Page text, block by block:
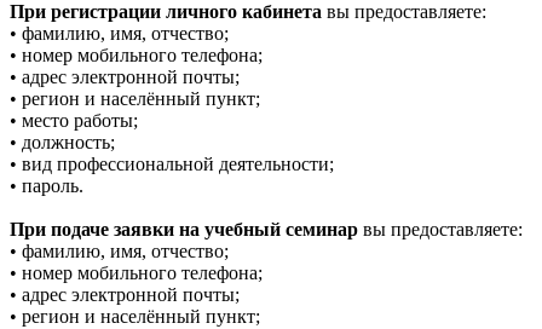
При регистрации личного кабинета вы предоставляете:
• фамилию, имя, отчество;
• номер мобильного телефона;
• адрес электронной почты;
• регион и населённый пункт;
• место работы;
• должность;
• вид профессиональной деятельности;
• пароль.
При подаче заявки на учебный семинар вы предоставляете:
• фамилию, имя, отчество;
• номер мобильного телефона;
• адрес электронной почты;
• регион и населённый пункт;